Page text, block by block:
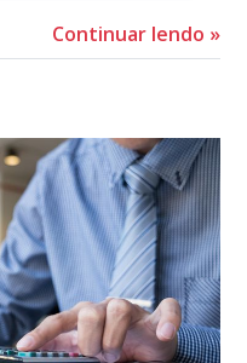
Continuar lendo »